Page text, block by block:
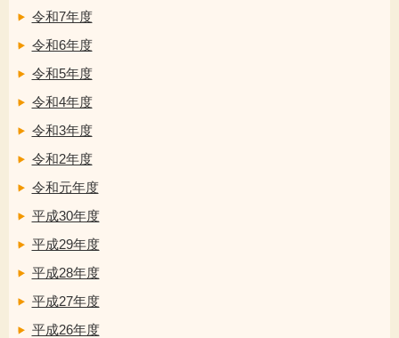
令和7年度
令和6年度
令和5年度
令和4年度
令和3年度
令和2年度
令和元年度
平成30年度
平成29年度
平成28年度
平成27年度
平成26年度